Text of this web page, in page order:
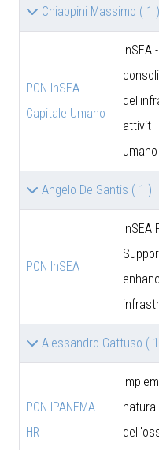
Chiappini Massimo ( 1 )
PON InSEA -
Capitale Umano
InSEA
attivit
umano
Angelo De Santis ( 1 )
PON InSEA
InSEA
Alessandro Gattuso (
PON IPANEMA
HR